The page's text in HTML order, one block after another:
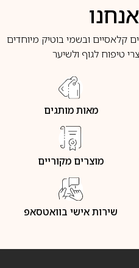
ובשמי בוטיק מיוחדים
טיפוח לגוף ולשיער
מאות מותגים
מוצרים מקוריים
שירות אישי בוואטסאפ